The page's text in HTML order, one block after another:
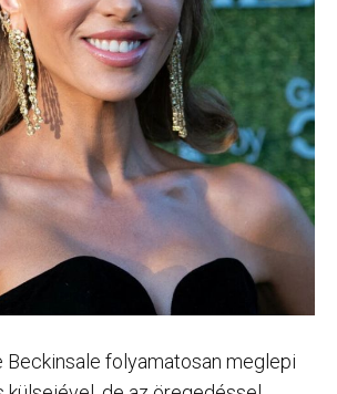
Beckinsale folyamatosan meglepi